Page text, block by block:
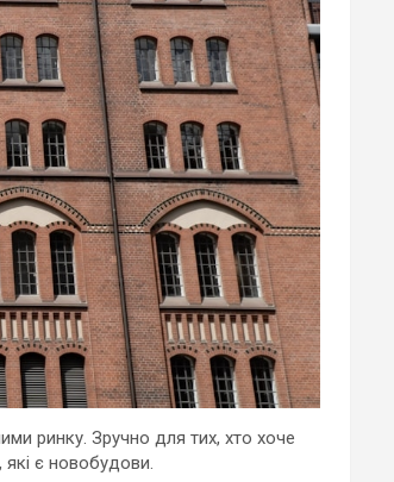
ринку. Зручно для тих, хто хоче
які є новобудови.